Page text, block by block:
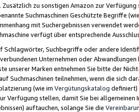
Zusätzlich zu sonstigen Amazon zur
Suchmaschinen Geschützte Begriffe
mit Suchergebnissen verwendet
verfügt über entsprechende
Schlagwörter, Suchbegriffe oder andere
Unternehmen oder
unserer Marken entnehmen Sie bitte der
Suchmaschinen teilnehmen, wenn die sich
(wie im Vergütungskatalog definiert)
Verfügung stellen, damit Sie bei
auftauchen, solange Sie die